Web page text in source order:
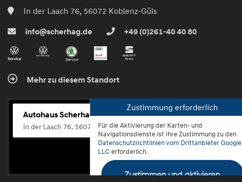
In der Laach 76, 56072 Koblenz-Güls
info@scherhag.de +49 (0)261-40 40 80
Mehr zu diesem Standort
Autohaus Scherhag
In der Laach 76, 56072 Koblenz-Güls
Zustimmung erforderlich
Für die Aktivierung der Karten- und
Navigationsdienste ist Ihre Zustimmung zu den
Datenschutzrichtlinien vom Drittanbieter Google
LLC erforderlich.
Zustimmen und aktivieren